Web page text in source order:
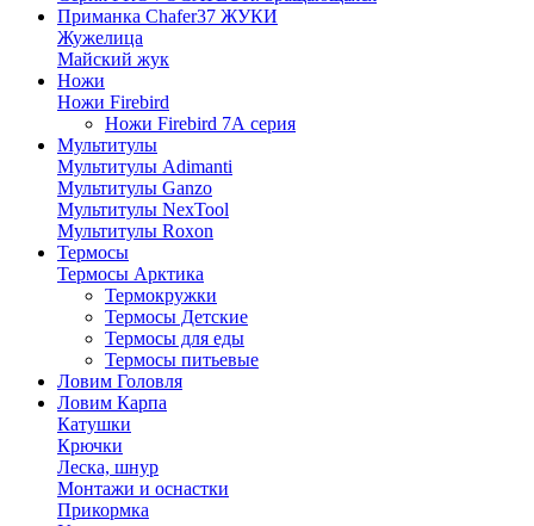
Приманка Chafer37 ЖУКИ
Жужелица
Майский жук
Ножи
Ножи Firebird
Ножи Firebird 7А серия
Мультитулы
Мультитулы Adimanti
Мультитулы Ganzo
Мультитулы NexTool
Мультитулы Roxon
Термосы
Термосы Арктика
Термокружки
Термосы Детские
Термосы для еды
Термосы питьевые
Ловим Головля
Ловим Карпа
Катушки
Крючки
Леска, шнур
Монтажи и оснастки
Прикормка